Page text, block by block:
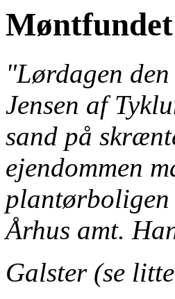
"Lørdagen
Jensen af
sand på
ejendommen
plantørboligen
Århus amt.
Galster (se